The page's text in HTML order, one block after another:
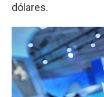
dólares.